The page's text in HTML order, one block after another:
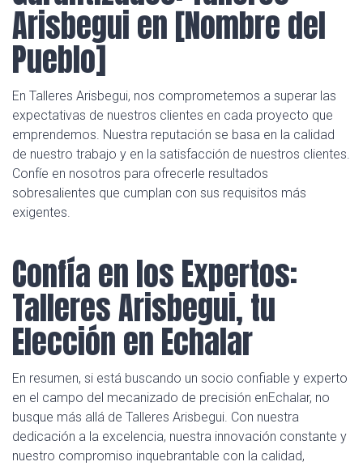
Arisbegui en [Nombre del
Pueblo]
En Talleres Arisbegui, nos comprometemos a superar las
expectativas de nuestros clientes en cada proyecto que
emprendemos. Nuestra reputación se basa en la calidad
de nuestro trabajo y en la satisfacción de nuestros clientes.
Confíe en nosotros para ofrecerle resultados
sobresalientes que cumplan con sus requisitos más
exigentes.
Confía en los Expertos:
Talleres Arisbegui, tu
Elección en Echalar
En resumen, si está buscando un socio confiable y experto
en el campo del mecanizado de precisión enEchalar, no
busque más allá de Talleres Arisbegui. Con nuestra
dedicación a la excelencia, nuestra innovación constante y
nuestro compromiso inquebrantable con la calidad,